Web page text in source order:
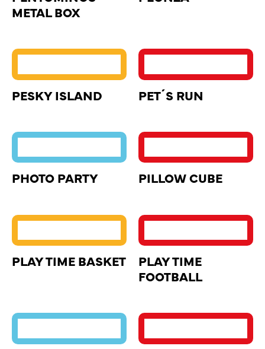
METAL BOX
PESKY ISLAND PET´S RUN
PHOTO PARTY PILLOW CUBE
PLAY TIME BASKET
PLAY TIME
FOOTBALL